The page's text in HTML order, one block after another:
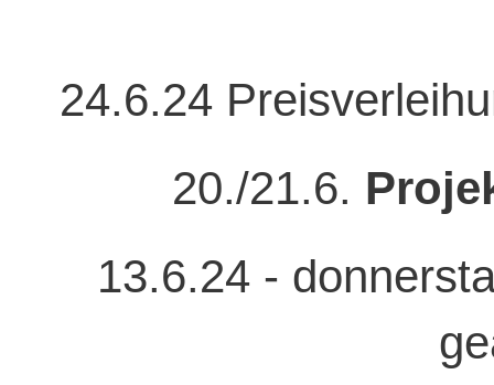
24.6.24
20./21.6.
13.6.24 -